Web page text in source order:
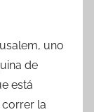
uno
de
está
la